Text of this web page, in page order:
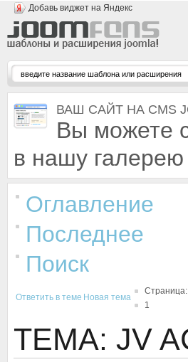
Добавь виджет на Яндекс
ВАШ САЙТ НА CMS
Вы можете
в нашу галерею
Оглавление
Последнее
Поиск
Ответить в теме Новая тема
Страница:
1
ТЕМА: JV